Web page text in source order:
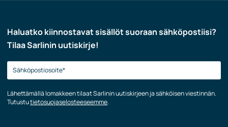
Haluatko kiinnostavat sisällöt suoraan sähköpostiisi?
Tilaa Sarlinin uutiskirje!
Lähettämällä lomakkeen tilaat Sarlinin uutiskirjeen ja sähköisen viestinnän.
Tutustutietosuojaselosteeseemme.